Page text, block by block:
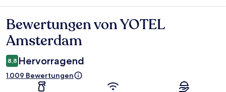
Bewertungen
Bewertungen von YOTEL
Amsterdam
8,8 Hervorragend
1.009 Bewertungen